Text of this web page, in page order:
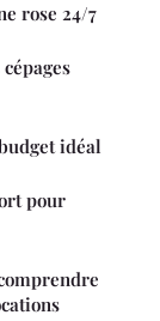
rose 24/7
idéal
pour